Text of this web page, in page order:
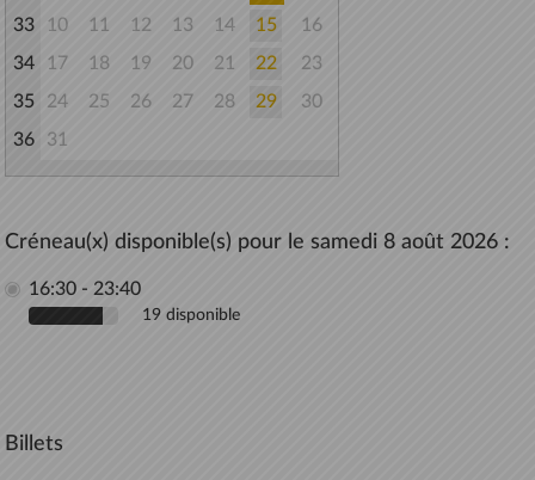
33
10 11 12 13 14 15
16
34
17 18 19 20 21 22
23
35
24 25 26 27 28 29
30
36
31
Créneau(x) disponible(s) pour le samedi 8 août 2026 :
16:30 - 23:40
19 disponible
Billets